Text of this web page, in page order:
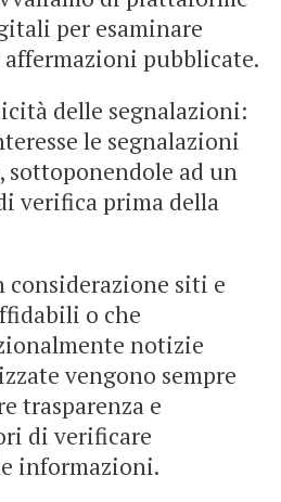
per esaminare
pubblicate.
delle segnalazioni:
le segnalazioni
ad un
verifica prima della
considerazione siti e
o che
notizie
vengono sempre
trasparenza e
di verificare
informazioni.